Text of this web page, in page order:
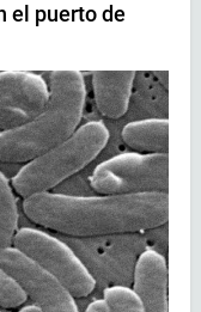
el puerto de